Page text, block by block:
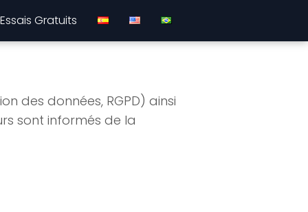
Gratuits
des données, RGPD) ainsi
sont informés de la